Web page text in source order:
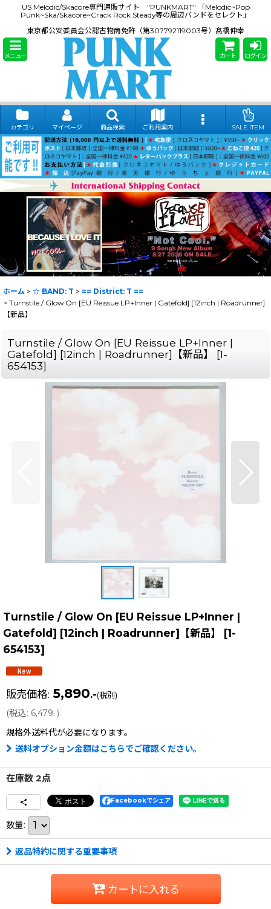
US Melodic/Skacore専門通販サイト "PUNKMART" 「Melodic~Pop
Punk~Ska/Skacore~Crack Rock Steady等の周辺バンドをセレクト」
東京都公安委員会公認古物商免許（第307792119003号）髙橋伸幸
メニュー カート ログイン
カテゴリ マイページ 商品検索 ご利用案内 SALE ITEM
ホーム > ☆ BAND: T > == District: T ==
> Turnstile / Glow On [EU Reissue LP+Inner | Gatefold] [12inch | Roadrunner]
【新品】
Turnstile / Glow On [EU Reissue LP+Inner |
Gatefold] [12inch | Roadrunner]【新品】
[1-
654153]
Turnstile / Glow On [EU Reissue LP+Inner |
Gatefold] [12inch | Roadrunner]【新品】
[1-
654153]
販売価格: 5,890.-(税別)
(税込: 6,479.-)
規格外送料代が必要になります。
送料オプション金額はこちらでご確認ください。
在庫数 2点
Facebookでシェア
数量:
返品特約に関する重要事項
カートに入れる